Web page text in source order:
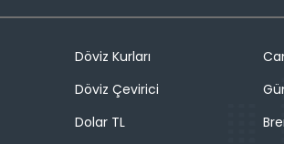
Döviz Kurları
Döviz Çevirici
Dolar TL